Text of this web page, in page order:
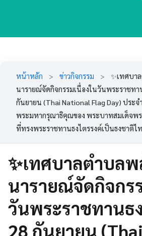
หน้าหลัก > ข่าวกิจกรรม >
✨เทศบา
นารายณ์จัดกิจกรรมเนื่องในวันพระราชทา
กันยายน (Thai National Flag Day) ประจ
พระมหากรุณาธิคุณของ พระบาทสมเด็จพร
ที่ทรงพระราชทานธงไตรรงค์เป็นธงชาติไ
✨เทศบาลตำบล
นารายณ์จัดกิจกร
วันพระราชทานธ
28 กันยายน